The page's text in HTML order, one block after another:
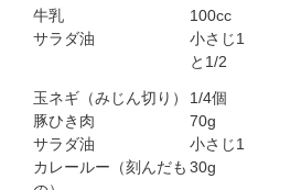
牛乳
100cc
サラダ油
小さじ1
と1/2
玉ネギ（みじん切り）
1/4個
豚ひき肉
70g
サラダ油
小さじ1
カレールー（刻んだも 30g